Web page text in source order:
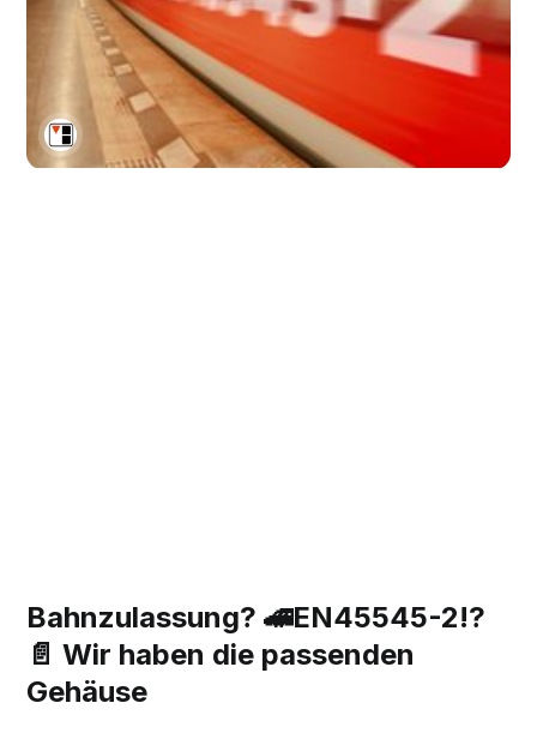
Bahnzulassung? 🚄EN45545-2!?
📄 Wir haben die passenden
Gehäuse